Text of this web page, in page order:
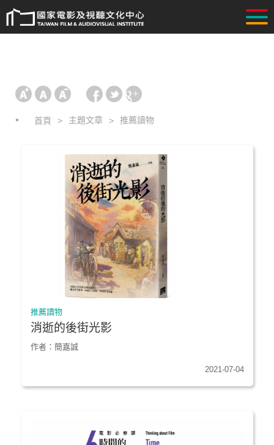
首頁 主題文章 推薦讀物
推薦讀物
消逝的後街光影
作者：簡嘉誠
2021-07-04